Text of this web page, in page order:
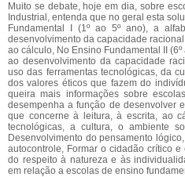
Muito se debate, hoje em dia, sobre
Industrial, entenda que no geral esta
Fundamental I (1º ao 5º ano), a
desenvolvimento da capacidade
ao cálculo, No Ensino Fundamental II
ao desenvolvimento da capacidade
uso das ferramentas tecnológicas, da
dos valores éticos que fazem do
queira mais informações sobre
desempenha a função de desenvolver
que concerne à leitura, à escrita, ao
tecnológicas, a cultura, o ambiente
Desenvolvimento do pensamento
autocontrole, Formar o cidadão crítico
do respeito à natureza e às
em relação a escolas de ensino